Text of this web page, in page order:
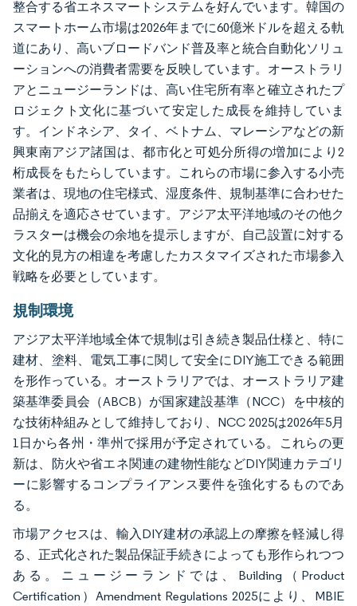
整合する省エネスマートシステムを好んでいます。韓国の
スマートホーム市場は2026年までに60億米ドルを超える軌
道にあり、高いブロードバンド普及率と統合自動化ソリュ
ーションへの消費者需要を反映しています。オーストラリ
アとニュージーランドは、高い住宅所有率と確立されたプ
ロジェクト文化に基づいて安定した成長を維持していま
す。インドネシア、タイ、ベトナム、マレーシアなどの新
興東南アジア諸国は、都市化と可処分所得の増加により2
桁成長をもたらしています。これらの市場に参入する小売
業者は、現地の住宅様式、湿度条件、規制基準に合わせた
品揃えを適応させています。アジア太平洋地域のその他ク
ラスターは機会の余地を提示しますが、自己設置に対する
文化的見方の相違を考慮したカスタマイズされた市場参入
戦略を必要としています。
規制環境
アジア太平洋地域全体で規制は引き続き製品仕様と、特に
建材、塗料、電気工事に関して安全にDIY施工できる範囲
を形作っている。オーストラリアでは、オーストラリア建
築基準委員会（ABCB）が国家建設基準（NCC）を中核的
な技術枠組みとして維持しており、NCC 2025は2026年5月
1日から各州・準州で採用が予定されている。これらの更
新は、防火や省エネ関連の建物性能などDIY関連カテゴリ
ーに影響するコンプライアンス要件を強化するものであ
る。
市場アクセスは、輸入DIY建材の承認上の摩擦を軽減し得
る、正式化された製品保証手続きによっても形作られつつ
ある。ニュージーランドでは、Building（Product
Certification）Amendment Regulations 2025により、MBIE